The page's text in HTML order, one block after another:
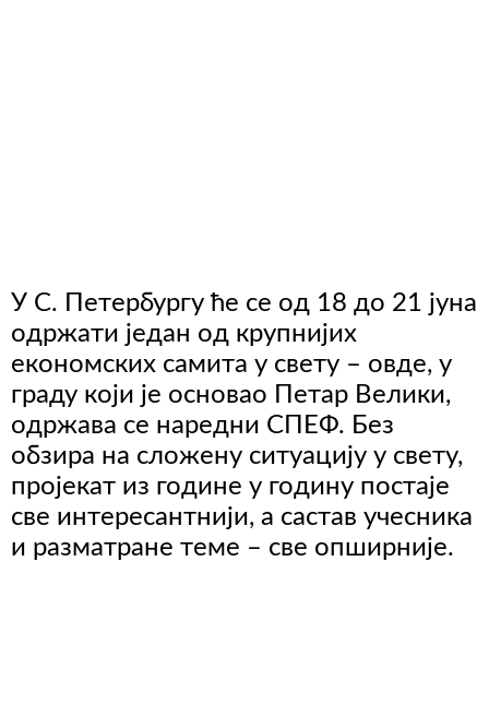
У С. Петербургу ће се од 18 до 21 јуна
одржати један од крупнијих
економских самита у свету – овде, у
граду који је основао Петар Велики,
одржава се наредни СПЕФ. Без
обзира на сложену ситуацију у свету,
пројекат из године у годину постаје
све интересантнији, а састав учесника
и разматране теме – све опширније.